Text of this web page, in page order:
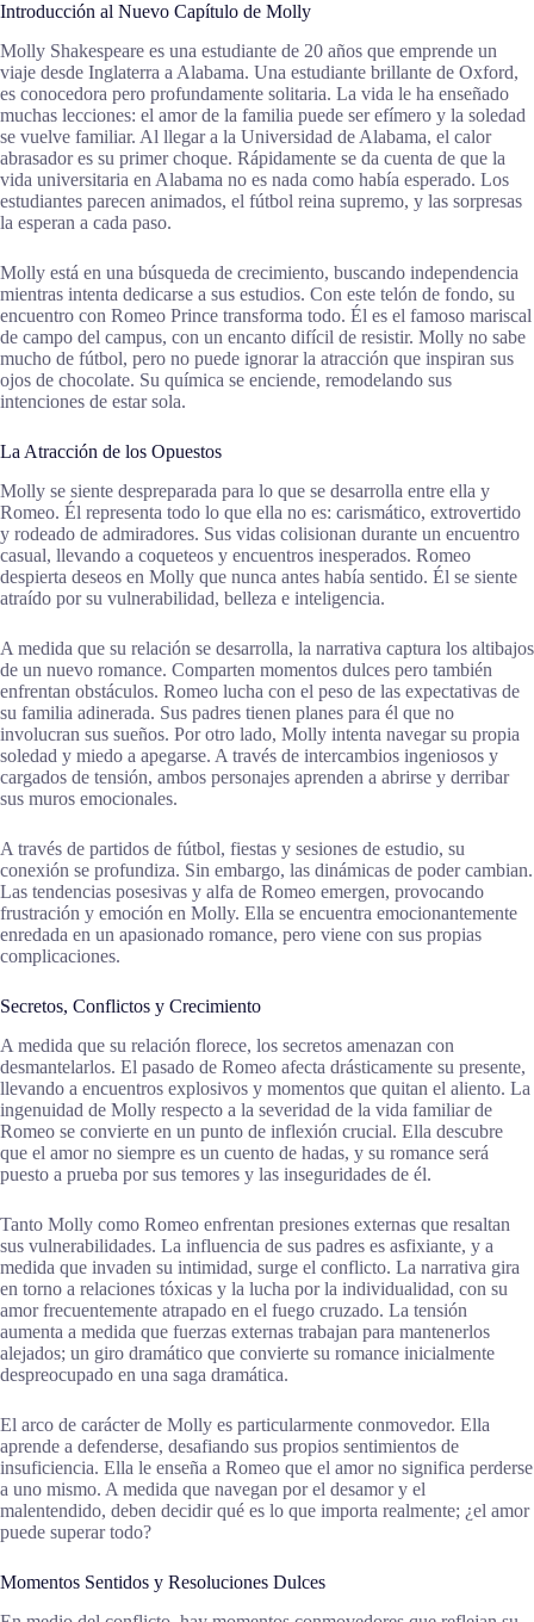
Introducción al Nuevo Capítulo de Molly
Molly Shakespeare es una estudiante de 20 años que emprende un
viaje desde Inglaterra a Alabama. Una estudiante brillante de Oxford,
es conocedora pero profundamente solitaria. La vida le ha enseñado
muchas lecciones: el amor de la familia puede ser efímero y la soledad
se vuelve familiar. Al llegar a la Universidad de Alabama, el calor
abrasador es su primer choque. Rápidamente se da cuenta de que la
vida universitaria en Alabama no es nada como había esperado. Los
estudiantes parecen animados, el fútbol reina supremo, y las sorpresas
la esperan a cada paso.
Molly está en una búsqueda de crecimiento, buscando independencia
mientras intenta dedicarse a sus estudios. Con este telón de fondo, su
encuentro con Romeo Prince transforma todo. Él es el famoso mariscal
de campo del campus, con un encanto difícil de resistir. Molly no sabe
mucho de fútbol, pero no puede ignorar la atracción que inspiran sus
ojos de chocolate. Su química se enciende, remodelando sus
intenciones de estar sola.
La Atracción de los Opuestos
Molly se siente despreparada para lo que se desarrolla entre ella y
Romeo. Él representa todo lo que ella no es: carismático, extrovertido
y rodeado de admiradores. Sus vidas colisionan durante un encuentro
casual, llevando a coqueteos y encuentros inesperados. Romeo
despierta deseos en Molly que nunca antes había sentido. Él se siente
atraído por su vulnerabilidad, belleza e inteligencia.
A medida que su relación se desarrolla, la narrativa captura los altibajos
de un nuevo romance. Comparten momentos dulces pero también
enfrentan obstáculos. Romeo lucha con el peso de las expectativas de
su familia adinerada. Sus padres tienen planes para él que no
involucran sus sueños. Por otro lado, Molly intenta navegar su propia
soledad y miedo a apegarse. A través de intercambios ingeniosos y
cargados de tensión, ambos personajes aprenden a abrirse y derribar
sus muros emocionales.
A través de partidos de fútbol, fiestas y sesiones de estudio, su
conexión se profundiza. Sin embargo, las dinámicas de poder cambian.
Las tendencias posesivas y alfa de Romeo emergen, provocando
frustración y emoción en Molly. Ella se encuentra emocionantemente
enredada en un apasionado romance, pero viene con sus propias
complicaciones.
Secretos, Conflictos y Crecimiento
A medida que su relación florece, los secretos amenazan con
desmantelarlos. El pasado de Romeo afecta drásticamente su presente,
llevando a encuentros explosivos y momentos que quitan el aliento. La
ingenuidad de Molly respecto a la severidad de la vida familiar de
Romeo se convierte en un punto de inflexión crucial. Ella descubre
que el amor no siempre es un cuento de hadas, y su romance será
puesto a prueba por sus temores y las inseguridades de él.
Tanto Molly como Romeo enfrentan presiones externas que resaltan
sus vulnerabilidades. La influencia de sus padres es asfixiante, y a
medida que invaden su intimidad, surge el conflicto. La narrativa gira
en torno a relaciones tóxicas y la lucha por la individualidad, con su
amor frecuentemente atrapado en el fuego cruzado. La tensión
aumenta a medida que fuerzas externas trabajan para mantenerlos
alejados; un giro dramático que convierte su romance inicialmente
despreocupado en una saga dramática.
El arco de carácter de Molly es particularmente conmovedor. Ella
aprende a defenderse, desafiando sus propios sentimientos de
insuficiencia. Ella le enseña a Romeo que el amor no significa perderse
a uno mismo. A medida que navegan por el desamor y el
malentendido, deben decidir qué es lo que importa realmente; ¿el amor
puede superar todo?
Momentos Sentidos y Resoluciones Dulces